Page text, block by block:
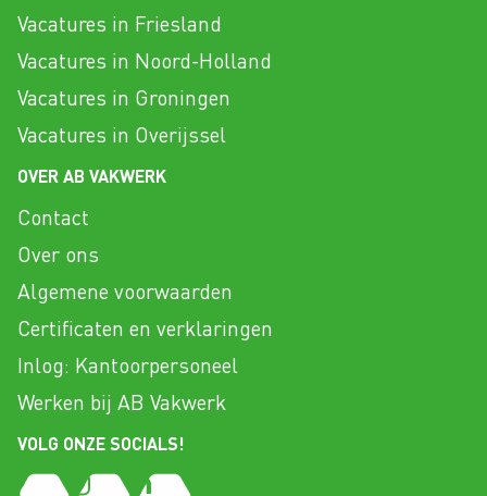
Vacatures in Friesland
Vacatures in Noord-Holland
Vacatures in Groningen
Vacatures in Overijssel
OVER AB VAKWERK
Contact
Over ons
Algemene voorwaarden
Certificaten en verklaringen
Inlog: Kantoorpersoneel
Werken bij AB Vakwerk
VOLG ONZE SOCIALS!